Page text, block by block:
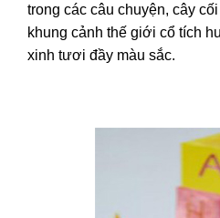
trong các câu chuyện, cây
khung cảnh thế giới cổ tích
xinh tươi đầy màu sắc.